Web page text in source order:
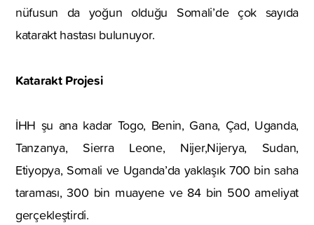
nüfusun da yoğun olduğu Somali’de çok sayıda
katarakt hastası bulunuyor.
Katarakt Projesi
İHH şu ana kadar Togo, Benin, Gana, Çad, Uganda,
Tanzanya, Sierra Leone, Nijer,Nijerya, Sudan,
Etiyopya, Somali ve Uganda’da yaklaşık 700 bin saha
taraması, 300 bin muayene ve 84 bin 500 ameliyat
gerçekleştirdi.